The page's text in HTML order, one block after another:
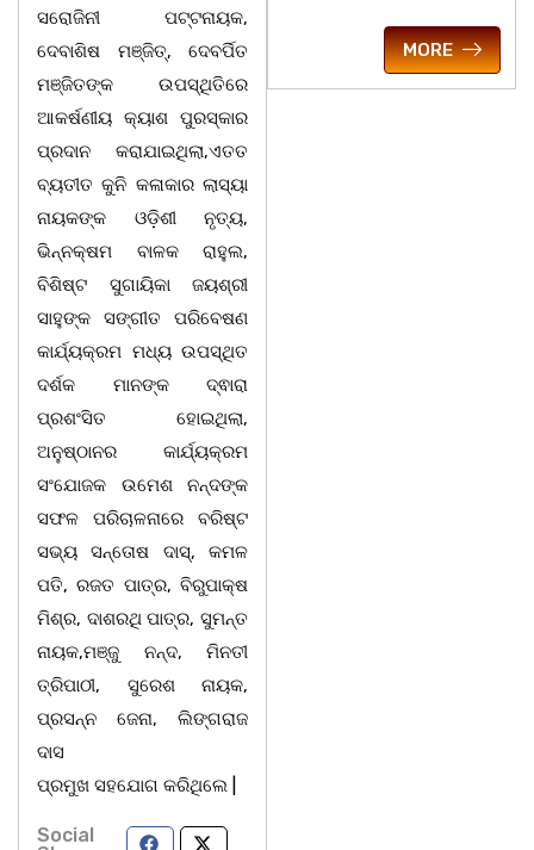
ସରୋଜିନୀ ପଟ୍ଟନାୟକ,
ଦେବାଶିଷ ମଞ୍ଜିତ୍, ଦେବର୍ପିତ
ମଞ୍ଜିତଙ୍କ ଉପସ୍ଥିତିରେ
ଆକର୍ଷଣୀୟ କ୍ୟାଶ ପୁରସ୍କାର
ପ୍ରଦାନ କରାଯାଇଥିଲା,ଏତତ
ବ୍ୟତୀତ କୁନି କଳାକାର ଲାସ୍ୟା
ନାୟକଙ୍କ ଓଡ଼ିଶୀ ନୃତ୍ୟ,
ଭିନ୍ନକ୍ଷମ ବାଳକ ରାହୁଲ,
ବିଶିଷ୍ଟ ସୁଗାୟିକା ଜୟଶ୍ରୀ
ସାହୁଙ୍କ ସଙ୍ଗୀତ ପରିବେଷଣ
କାର୍ଯ୍ୟକ୍ରମ ମଧ୍ୟ ଉପସ୍ଥିତ
ଦର୍ଶକ ମାନଙ୍କ ଦ୍ଵାରା
ପ୍ରଶଂସିତ ହୋଇଥିଲା,
ଅନୁଷ୍ଠାନର କାର୍ଯ୍ୟକ୍ରମ
ସଂଯୋଜକ ଉମେଶ ନନ୍ଦଙ୍କ
ସଫଳ ପରିଚାଳନାରେ ବରିଷ୍ଟ
ସଭ୍ୟ ସନ୍ତୋଷ ଦାସ୍, କମଳ
ପତି, ରଜତ ପାତ୍ର, ବିରୁପାକ୍ଷ
ମିଶ୍ର, ଦାଶରଥି ପାତ୍ର, ସୁମନ୍ତ
ନାୟକ,ମଞ୍ଜୁ ନନ୍ଦ, ମିନତୀ
ତ୍ରିପାଠୀ, ସୁରେଶ ନାୟକ,
ପ୍ରସନ୍ନ ଜେନା, ଲିଙ୍ଗରାଜ
ଦାସ
ପ୍ରମୁଖ ସହଯୋଗ କରିଥିଲେ |
Social
MORE